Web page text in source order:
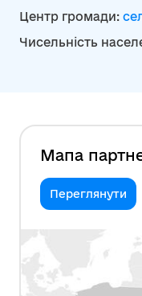
Центр громади:
Чисельність
Мапа
Переглянути